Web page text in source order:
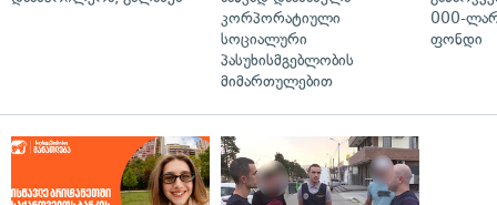
კორპორატიული
სოციალური
პასუხისმგებლობის
მიმართულებით
000-
ფონდი